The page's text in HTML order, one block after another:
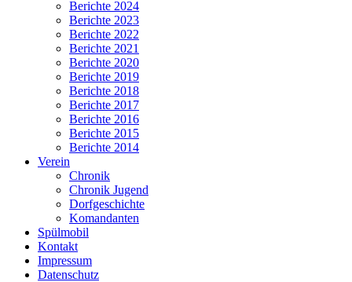
Berichte 2024
Berichte 2023
Berichte 2022
Berichte 2021
Berichte 2020
Berichte 2019
Berichte 2018
Berichte 2017
Berichte 2016
Berichte 2015
Berichte 2014
Verein
Chronik
Chronik Jugend
Dorfgeschichte
Komandanten
Spülmobil
Kontakt
Impressum
Datenschutz